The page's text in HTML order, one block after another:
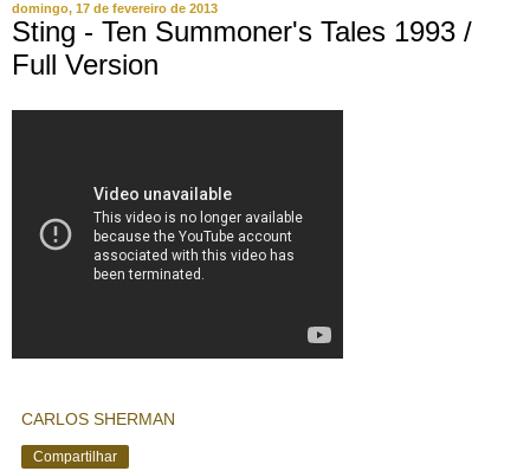
domingo, 17 de fevereiro de 2013
Sting - Ten Summoner's Tales 1993 /
Full Version
CARLOS SHERMAN
Compartilhar